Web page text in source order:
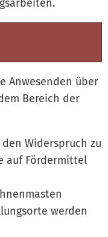
Anwesenden über
Bereich der
Widerspruch zu
auf Fördermittel
werden